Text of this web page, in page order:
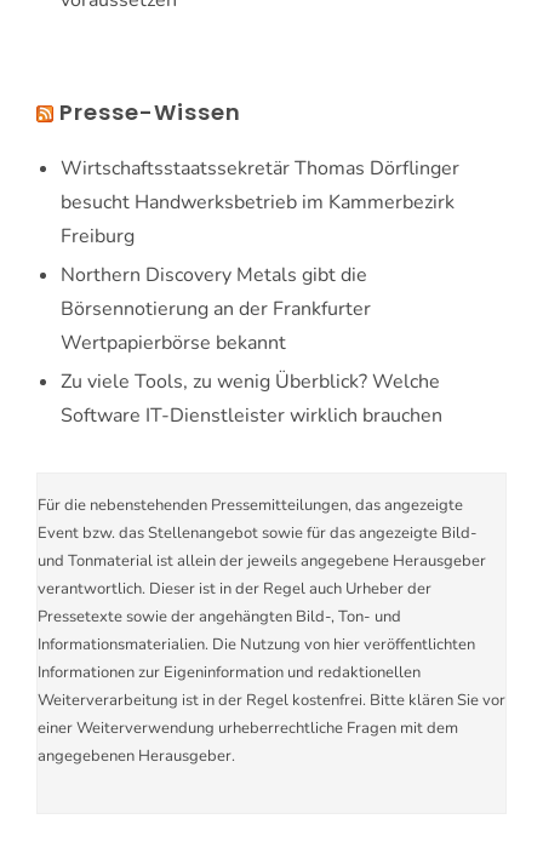
Presse-Wissen
Wirtschaftsstaatssekretär Thomas Dörflinger
besucht Handwerksbetrieb im Kammerbezirk
Freiburg
Northern Discovery Metals gibt die
Börsennotierung an der Frankfurter
Wertpapierbörse bekannt
Zu viele Tools, zu wenig Überblick? Welche
Software IT-Dienstleister wirklich brauchen
Für die nebenstehenden Pressemitteilungen, das angezeigte
Event bzw. das Stellenangebot sowie für das angezeigte Bild-
und Tonmaterial ist allein der jeweils angegebene Herausgeber
verantwortlich. Dieser ist in der Regel auch Urheber der
Pressetexte sowie der angehängten Bild-, Ton- und
Informationsmaterialien. Die Nutzung von hier veröffentlichten
Informationen zur Eigeninformation und redaktionellen
Weiterverarbeitung ist in der Regel kostenfrei. Bitte klären Sie vor
einer Weiterverwendung urheberrechtliche Fragen mit dem
angegebenen Herausgeber.